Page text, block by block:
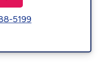
5199